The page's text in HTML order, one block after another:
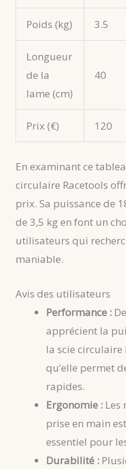
Poids (kg) 3.5
Longueur
de la
lame (cm)
40
Prix (€) 120
En examinant ce
circulaire Racetools
prix. Sa puissance de
de 3,5 kg en font un
utilisateurs qui
maniable.
Avis des utilisateurs
Performance :
apprécient la
la scie circulaire
qu’elle permet
rapides.
Ergonomie : Les
prise en main
essentiel pour
Durabilité :